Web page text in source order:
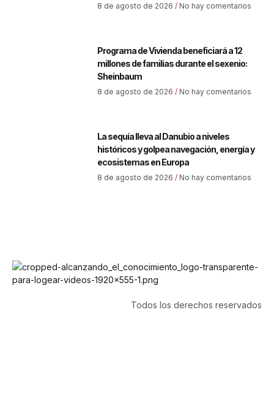
8 de agosto de 2026 No hay comentarios
Programa de Vivienda beneficiará a 12
millones de familias durante el sexenio:
Sheinbaum
8 de agosto de 2026 No hay comentarios
La sequía lleva al Danubio a niveles
históricos y golpea navegación, energía y
ecosistemas en Europa
8 de agosto de 2026 No hay comentarios
Todos los derechos reservados